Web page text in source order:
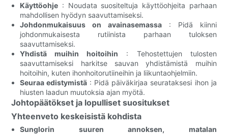
Käyttöohje : Noudata suositeltuja käyttöohjeita parhaan
mahdollisen hyödyn saavuttamiseksi.
Johdonmukaisuus on avainasemassa: Pidä kiinni
johdonmukaisesta rutiinista parhaan tuloksen
saavuttamiseksi.
Yhdistä muihin hoitoihin : Tehostettujen tulosten
saavuttamiseksi harkitse sauvan yhdistämistä muihin
hoitoihin, kuten ihonhoitorutiineihin ja liikuntaohjelmiin.
Seuraa edistymistä : Pidä päiväkirjaa seurataksesi ihon ja
hiusten laadun muutoksia ajan myötä.
Johtopäätökset ja lopulliset suositukset
Yhteenveto keskeisistä kohdista
Sunglorin suuren annoksen, matalan